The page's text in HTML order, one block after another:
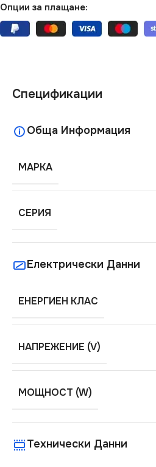
Опции за плащане:
Спецификации
Обща Информация
МАРКА
СЕРИЯ
Електрически Данни
ЕНЕРГИЕН КЛАС
НАПРЕЖЕНИЕ (V)
МОЩНОСТ (W)
Технически Данни